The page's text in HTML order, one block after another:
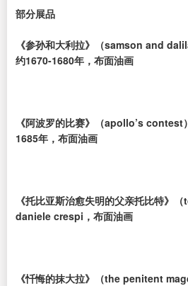
部分展品
《参孙和大利拉》（samson and
约1670-1680年，布面油画
《阿波罗的比赛》（apollo’s
1685年，布面油画
《托比亚斯治愈失明的父亲托比特》
daniele crespi，布面油画
《忏悔的抹大拉》（the penitent